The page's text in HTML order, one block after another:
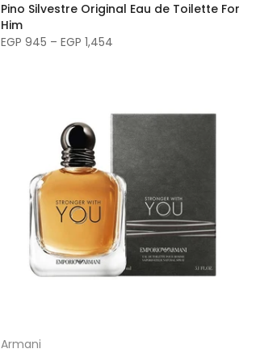
Pino Silvestre Original Eau de Toilette For
Him
EGP 945 – EGP 1,454
Armani